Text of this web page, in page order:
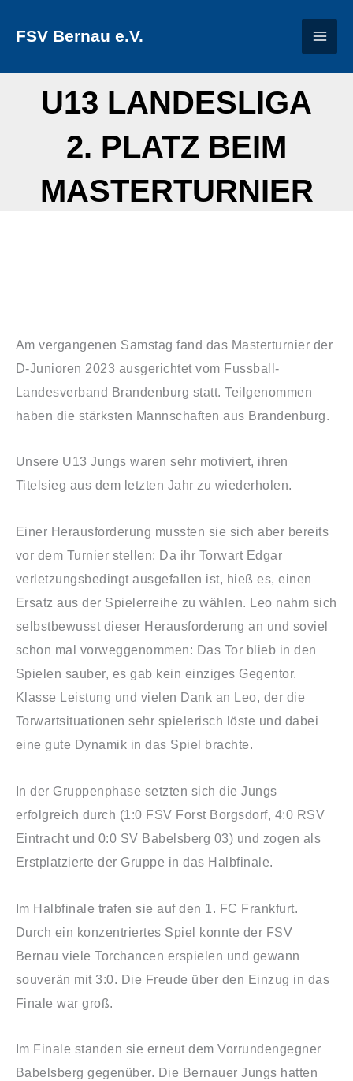
InhaltFSV Bernau e.V.
U13 LANDESLIGA
2. PLATZ BEIM
MASTERTURNIER
Am vergangenen Samstag fand das Masterturnier der
D-Junioren 2023 ausgerichtet vom Fussball-
Landesverband Brandenburg statt. Teilgenommen
haben die stärksten Mannschaften aus Brandenburg.
Unsere U13 Jungs waren sehr motiviert, ihren
Titelsieg aus dem letzten Jahr zu wiederholen.
Einer Herausforderung mussten sie sich aber bereits
vor dem Turnier stellen: Da ihr Torwart Edgar
verletzungsbedingt ausgefallen ist, hieß es, einen
Ersatz aus der Spielerreihe zu wählen. Leo nahm sich
selbstbewusst dieser Herausforderung an und soviel
schon mal vorweggenommen: Das Tor blieb in den
Spielen sauber, es gab kein einziges Gegentor.
Klasse Leistung und vielen Dank an Leo, der die
Torwartsituationen sehr spielerisch löste und dabei
eine gute Dynamik in das Spiel brachte.
In der Gruppenphase setzten sich die Jungs
erfolgreich durch (1:0 FSV Forst Borgsdorf, 4:0 RSV
Eintracht und 0:0 SV Babelsberg 03) und zogen als
Erstplatzierte der Gruppe in das Halbfinale.
Im Halbfinale trafen sie auf den 1. FC Frankfurt.
Durch ein konzentriertes Spiel konnte der FSV
Bernau viele Torchancen erspielen und gewann
souverän mit 3:0. Die Freude über den Einzug in das
Finale war groß.
Im Finale standen sie erneut dem Vorrundengegner
Babelsberg gegenüber. Die Bernauer Jungs hatten